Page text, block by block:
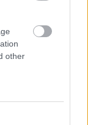
other